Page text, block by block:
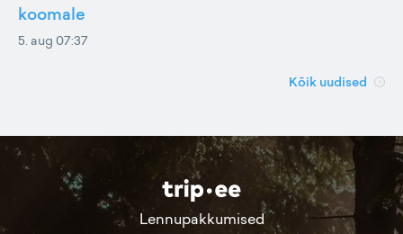
koomale
5. aug 07:37
Kõik uudised
Lennupakkumised